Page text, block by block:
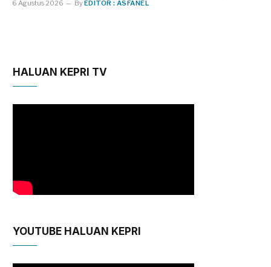
6 Agustus 2026 ByEDITOR : ASFANEL
HALUAN KEPRI TV
YOUTUBE HALUAN KEPRI